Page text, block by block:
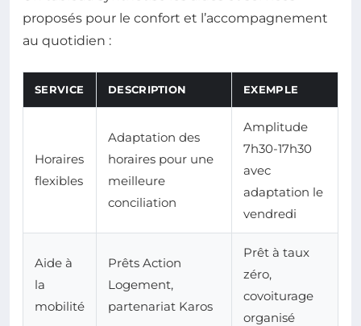
proposés pour le confort et l’accompagnement
au quotidien :
SERVICE DESCRIPTION EXEMPLE
Horaires
flexibles
Adaptation des
horaires pour une
meilleure
conciliation
Amplitude
7h30-17h30
avec
adaptation le
vendredi
Aide à
la
mobilité
Prêts Action
Logement,
partenariat Karos
Prêt à taux
zéro,
covoiturage
organisé